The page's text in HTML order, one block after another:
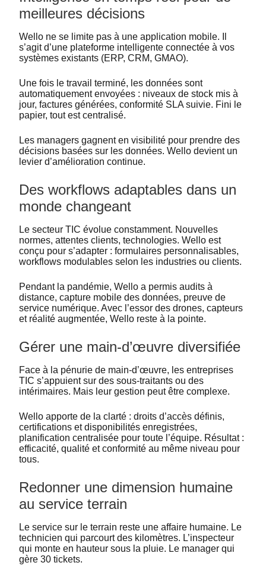
meilleures décisions
Wello ne se limite pas à une application mobile. Il
s’agit d’une plateforme intelligente connectée à vos
systèmes existants (ERP, CRM, GMAO).
Une fois le travail terminé, les données sont
automatiquement envoyées : niveaux de stock mis à
jour, factures générées, conformité SLA suivie. Fini le
papier, tout est centralisé.
Les managers gagnent en visibilité pour prendre des
décisions basées sur les données. Wello devient un
levier d’amélioration continue.
Des workflows adaptables dans un
monde changeant
Le secteur TIC évolue constamment. Nouvelles
normes, attentes clients, technologies. Wello est
conçu pour s’adapter : formulaires personnalisables,
workflows modulables selon les industries ou clients.
Pendant la pandémie, Wello a permis audits à
distance, capture mobile des données, preuve de
service numérique. Avec l’essor des drones, capteurs
et réalité augmentée, Wello reste à la pointe.
Gérer une main-d’œuvre diversifiée
Face à la pénurie de main-d’œuvre, les entreprises
TIC s’appuient sur des sous-traitants ou des
intérimaires. Mais leur gestion peut être complexe.
Wello apporte de la clarté : droits d’accès définis,
certifications et disponibilités enregistrées,
planification centralisée pour toute l’équipe. Résultat :
efficacité, qualité et conformité au même niveau pour
tous.
Redonner une dimension humaine
au service terrain
Le service sur le terrain reste une affaire humaine. Le
technicien qui parcourt des kilomètres. L’inspecteur
qui monte en hauteur sous la pluie. Le manager qui
gère 30 tickets.